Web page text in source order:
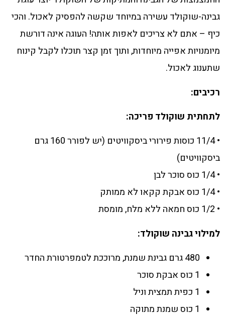
גבינה-שוקולד עשירה במיוחד שקשה להפסיק לאכול. והכי
כיף – אתם לא צריכים לאפות אותה! העוגה אינה דורשת
מיומנויות אפייה מיוחדות, ותוך זמן קצר תוכלו לקבל קינוח
שתענוג לאכול.
רכיבים:
לתחתית שוקולד פריכה:
• 11/4 כוסות פירורי ביסקוויטים (יש לפורר 160 גרם
ביסקוויטים)
• 1/4 כוס סוכר לבן
• 1/4 כוס אבקת קקאו לא ממותק
• 1/2 כוס חמאה ללא מלח, מומסת
למילוי גבינה שוקולד:
480 גרם גבינת שמנת, מרוככת לטמפרטורת החדר
1 כוס אבקת סוכר
1 כפית תמצית וניל
1 כוס שמנת מתוקה